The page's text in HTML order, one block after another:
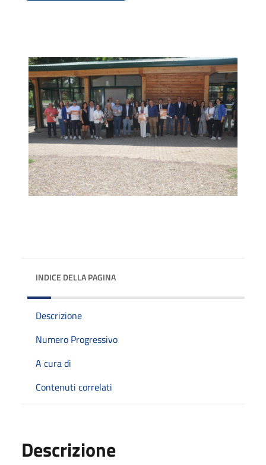
INDICE DELLA PAGINA
Descrizione
Numero Progressivo
A cura di
Contenuti correlati
Descrizione